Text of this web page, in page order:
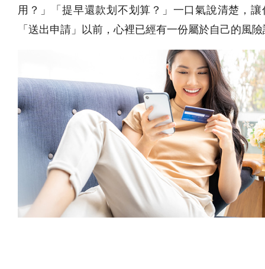
用？」「提早還款划不划算？」一口氣說清楚，讓
「送出申請」以前，心裡已經有一份屬於自己的風